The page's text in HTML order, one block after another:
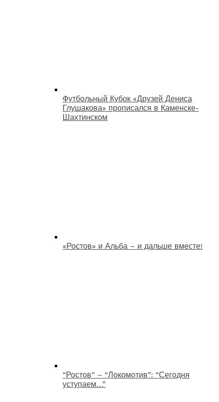
Футбольный Кубок «Друзей Дениса
Глушакова» прописался в Каменске-
Шахтинском
«Ростов» и Альба – и дальше вместе!
“Ростов” – “Локомотив”: “Сегодня
уступаем…”